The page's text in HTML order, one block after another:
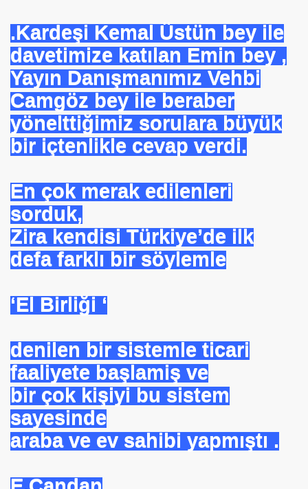
.Kardeşi Kemal Üstün bey ile
davetimize katılan Emin bey ,
Yayın Danışmanımız Vehbi
Camgöz bey ile beraber
yönelttiğimiz sorulara büyük
bir içtenlikle cevap verdi.
En çok merak edilenleri
sorduk,
Zira kendisi Türkiye’de ilk
defa farklı bir söylemle
‘El Birliği ‘
denilen bir sistemle ticari
faaliyete başlamiş ve
bir çok kişiyi bu sistem
sayesinde
araba ve ev sahibi yapmıştı .
NJ.Canlı Yayın